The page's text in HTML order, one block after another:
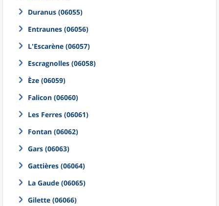
Duranus (06055)
Entraunes (06056)
L'Escarène (06057)
Escragnolles (06058)
Èze (06059)
Falicon (06060)
Les Ferres (06061)
Fontan (06062)
Gars (06063)
Gattières (06064)
La Gaude (06065)
Gilette (06066)